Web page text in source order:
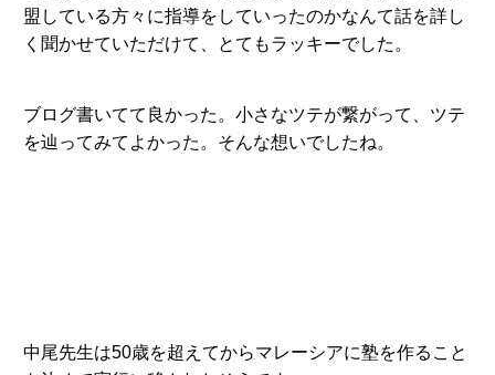
盟している方々に指導をしていったのかなんて話を詳し
く聞かせていただけて、とてもラッキーでした。
ブログ書いてて良かった。小さなツテが繋がって、ツテ
を辿ってみてよかった。そんな想いでしたね。
中尾先生は50歳を超えてからマレーシアに塾を作ること